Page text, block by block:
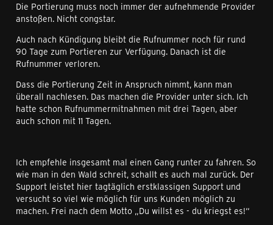
Die Portierung muss noch immer der aufnehmende Provider
anstoßen. Nicht congstar.
Auch nach Kündigung bleibt die Rufnummer noch für rund
90 Tage zum Portieren zur Verfügung. Danach ist die
Rufnummer verloren.
Dass die Portierung Zeit in Anspruch nimmt, kann man
überall nachlesen. Das machen die Provider unter sich. Ich
hatte schon Rufnummermitnahmen mit drei Tagen, aber
auch schon mit 11 Tagen.
Ich empfehle insgesamt mal einen Gang runter zu fahren. So
wie man in den Wald schreit, schallt es auch mal zurück. Der
Support leistet hier tagtäglich erstklassigen Support und
versucht so viel wie möglich für uns Kunden möglich zu
machen. Frei nach dem Motto „Du willst es - du kriegst es!“